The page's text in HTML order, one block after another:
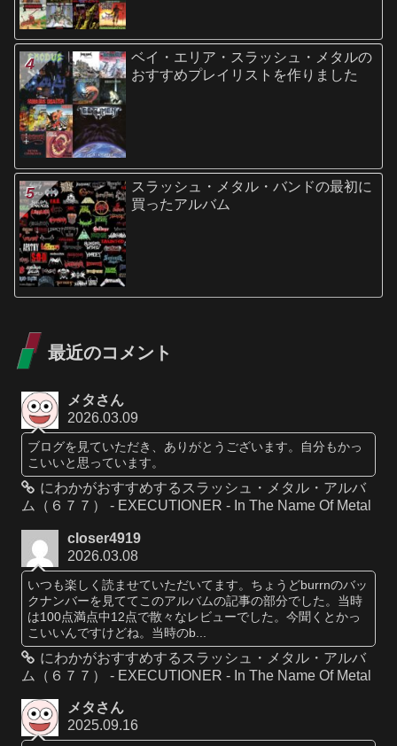
ベイ・エリア・スラッシュ・メタルの
おすすめプレイリストを作りました
スラッシュ・メタル・バンドの最初に
買ったアルバム
最近のコメント
メタさん
2026.03.09
ブログを見ていただき、ありがとうございます。自分もかっ
こいいと思っています。
にわかがおすすめするスラッシュ・メタル・アルバ
ム（６７７） - EXECUTIONER - In The Name Of Metal
closer4919
2026.03.08
いつも楽しく読ませていただいてます。ちょうどburrnのバッ
クナンバーを見ててこのアルバムの記事の部分でした。当時
は100点満点中12点で散々なレビューでした。今聞くとかっ
こいいんですけどね。当時のb...
にわかがおすすめするスラッシュ・メタル・アルバ
ム（６７７） - EXECUTIONER - In The Name Of Metal
メタさん
2025.09.16